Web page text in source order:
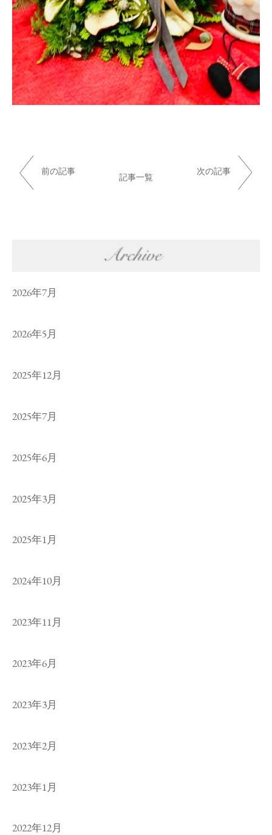
前の記事 記事一覧 次の記事
2026年7月
2026年5月
2025年12月
2025年7月
2025年6月
2025年3月
2025年1月
2024年10月
2023年11月
2023年6月
2023年3月
2023年2月
2023年1月
2022年12月